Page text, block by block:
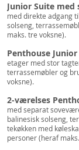
Junior Suite
med direkte adgang
solseng,
maks. tre voksne).
Penthouse
etager med stor
terrassemøbler og
voksne).
2-værelses
med separat
balinesisk solseng,
tekøkken med
personer (heraf